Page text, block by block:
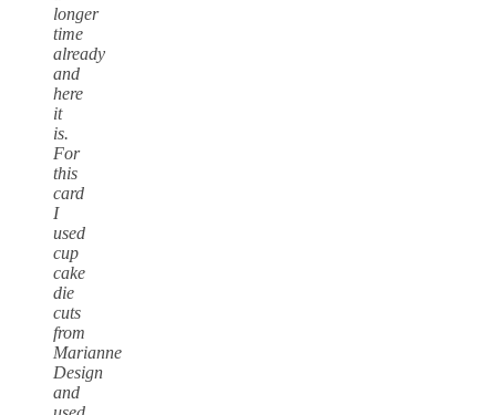
longer
time
already
and
here
it
is.
For
this
card
I
used
cup
cake
die
cuts
from
Marianne
Design
and